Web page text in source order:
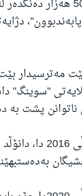
بەپێی خەمڵاندنەکان،
"سوینگ"
ناتوانن پشت بە